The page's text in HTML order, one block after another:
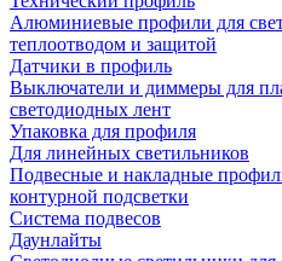
Алюминиевые профили для
теплоотводом и защитой
Датчики в профиль
Выключатели и диммеры для
светодиодных лент
Упаковка для профиля
Для линейных светильников
Подвесные и накладные
контурной подсветки
Система подвесов
Даунлайты